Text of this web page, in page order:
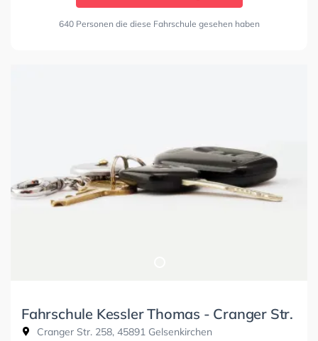
640 Personen die diese Fahrschule gesehen haben
Fahrschule Kessler Thomas - Cranger Str.
Cranger Str. 258, 45891 Gelsenkirchen